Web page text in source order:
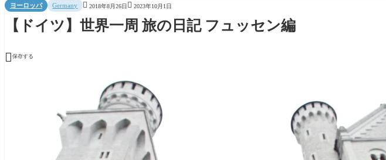
ヨーロッパ Germany  2018年8月26日  2023年10月1日
【ドイツ】世界一周 旅の日記 フュッセン編
 保存する